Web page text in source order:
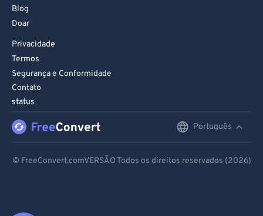
Blog
Doar
Privacidade
Termos
Segurança e Conformidade
Contato
status
Português
© FreeConvert.comVERSÃO Todos os direitos reservados (2026)